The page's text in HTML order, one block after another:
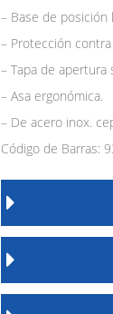
– Base de posición
– Protección
– Tapa de apertura
– Asa ergonómica.
– De acero inox.
Código de Barras: